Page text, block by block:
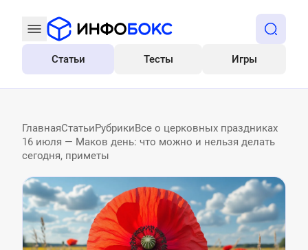
Все
Статьи Тесты Игры
ГлавнаяСтатьиРубрикиВсе о церковных праздниках
16 июля — Маков день: что можно и нельзя делать
сегодня, приметы